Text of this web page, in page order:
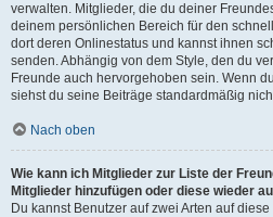
verwalten. Mitglieder, die du deiner
deinem persönlichen Bereich für den
dort deren Onlinestatus und kannst ihnen
senden. Abhängig von dem Style, den du
Freunde auch hervorgehoben sein. Wenn
siehst du seine Beiträge standardmäßig
Nach oben
Wie kann ich Mitglieder zur Liste der
Mitglieder hinzufügen oder diese wieder
Du kannst Benutzer auf zwei Arten auf